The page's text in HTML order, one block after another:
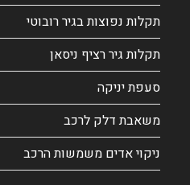
תקלות נפוצות בגיר רובוטי
תקלות גיר רציף ניסאן
סעפת יניקה
משאבת דלק לרכב
ניקוי אדים משמשות הרכב